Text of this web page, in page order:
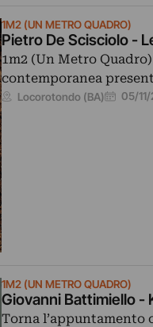
1M2 (UN METRO QUADRO)
Pietro De Scisciolo -
1m2 (Un Metro
contemporanea
Locorotondo (BA) 05/
1M2 (UN METRO QUADRO)
Giovanni Battimiello -
Torna l’appuntamento